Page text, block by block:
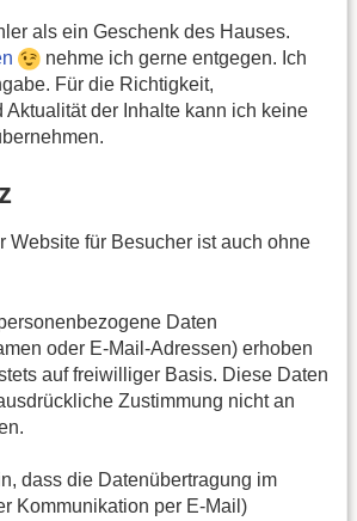
als ein Geschenk des Hauses.
nehme ich gerne entgegen. Ich
Für die Richtigkeit,
Aktualität der Inhalte kann ich keine
Website für Besucher ist auch ohne
Daten
oder E-Mail-Adressen) erhoben
auf freiwilliger Basis. Diese Daten
Zustimmung nicht an
dass die Datenübertragung im
Kommunikation per E-Mail)